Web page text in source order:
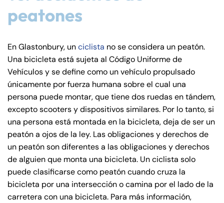
peatones
En Glastonbury, unciclista no se considera un peatón.
Una bicicleta está sujeta al Código Uniforme de
Vehículos y se define como un vehículo propulsado
únicamente por fuerza humana sobre el cual una
persona puede montar, que tiene dos ruedas en tándem,
excepto scooters y dispositivos similares. Por lo tanto, si
una persona está montada en la bicicleta, deja de ser un
peatón a ojos de la ley. Las obligaciones y derechos de
un peatón son diferentes a las obligaciones y derechos
de alguien que monta una bicicleta. Un ciclista solo
puede clasificarse como peatón cuando cruza la
bicicleta por una intersección o camina por el lado de la
carretera con una bicicleta. Para más información,
Farmington - Hours
Answering Service
24/7
Office Hours
Monday
8:30 AM – 5:00
PM
Tuesday
8:30 AM – 5:00
PM
Wednesday
8:30 AM – 5:00
PM
Enfield - Hours
Answering Service
24/7
Office Hours
Monday
8:30 AM – 5:00
PM
Tuesday
8:30 AM – 5:00
PM
Wednesday
8:30 AM – 5:00
PM